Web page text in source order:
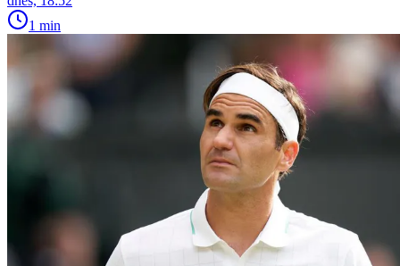
1 min